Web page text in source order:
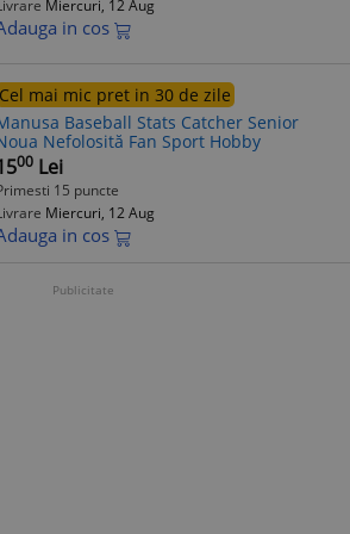
Miercuri, 12 Aug
in cos
Cel mai mic pret in 30 de zile
Baseball Stats Catcher Senior
Nefolosită Fan Sport Hobby
00 Lei
15 puncte
Miercuri, 12 Aug
in cos
Publicitate